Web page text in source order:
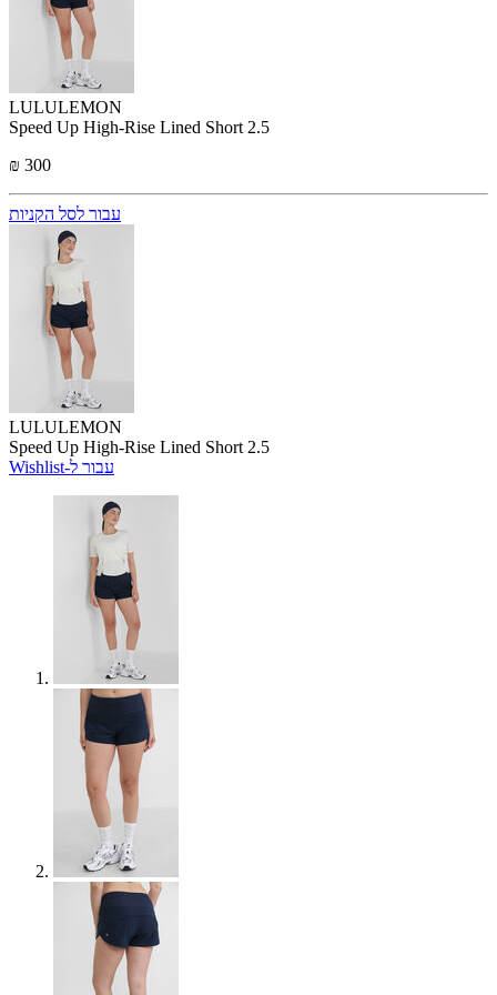
LULULEMON
Speed Up High-Rise Lined Short 2.5
₪ 300
עבור לסל הקניות
LULULEMON
Speed Up High-Rise Lined Short 2.5
Wishlist-עבור ל